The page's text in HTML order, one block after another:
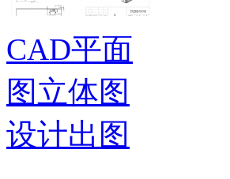
CAD平面
图立体图
设计出图